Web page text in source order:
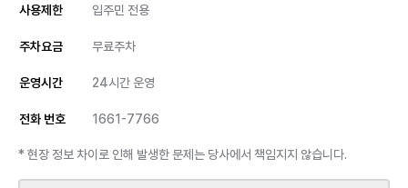
사용제한 입주민 전용
주차요금 무료주차
운영시간 24시간 운영
전화 번호 1661-7766
* 현장 정보 차이로 인해 발생한 문제는 당사에서 책임지지 않습니다.